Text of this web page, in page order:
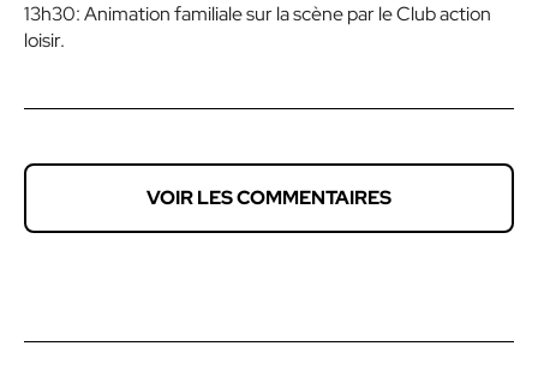
13h30: Animation familiale sur la scène par le Club action
loisir.
VOIR LES COMMENTAIRES